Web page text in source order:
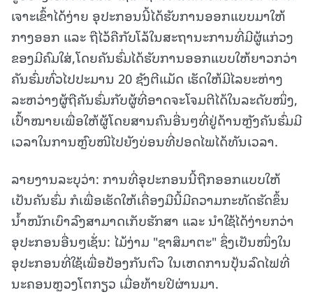
ເຈາະເຂົ້າໄດ້ງ່າຍ ອຸປະກອນນີ້ໄດ້ຮັບການອອກແບບມາໃຫ້
ກາງອອກ ແລະ ຖືໄວ້ຄືກັບໂລ້ໃນສະຖານະການທີ່ມີຜູ້ແກ່ວງ
ຂອງມີຄົມໃສ່,ໂດຍຄັນຮົ່ມໄດ້ຮັບການອອກແບບໃຫ້ຍາວກວ່າ
ຄັນຮົ່ມທົ່ວໄປປະມານ 20 ຊັງຕີແມັດ ເຮັດໃຫ້ມີໄລຍະຫ່າງ
ລະຫວ່າງຜູ້ຖືຄັນຮົ່ມກັບຜູ້ທີ່ອາດຈະໂຈມຕີໄດ້ໃນລະດັບໜຶ່ງ,
ເປົ້າໝາຍເພື່ອໃຫ້ຜູ້ໂດຍສານຄົນອື່ນໆທີ່ຢູ່ດ້ານຫຼັງຄັນຮົ່ມມີ
ເວລາໃນການຫຼົບໜີໄປຍັງບ່ອນທີ່ປອດໄພໄດ້ທັນເວລາ.
ລາຍງານລະບຸວ່າ: ການທີ່ອຸປະກອນນີ້ຖືກອອກແບບໃຫ້
ເປັນຄັນຮົ່ມ ກໍເພື່ອເຮັດໃຫ້ເຄື່ອງມືນີ້ມີຄວາມກະທັດຮັດຂຶ້ນ
ນ້ຳໜັກເບົາລົງສາມາດເກັບຮັກສາ ແລະ ນຳໃຊ້ໄດ້ງ່າຍກວ່າ
ອຸປະກອນອື່ນໆເຊັ່ນ: ໄມ້ງ່າມ "ຊາສຶມາຕະ" ຊຶ່ງເປັນໜຶ່ງໃນ
ອຸປະກອນທີ່ໃຊ້ເພື່ອປ້ອງກັນຕົວ ໃນເຫດການປຸ້ນລົດໄຟທີ່
ນະຄອນຫຼວງໂຕກຽວ ເມື່ອທ້າຍປີຜ່ານມາ.